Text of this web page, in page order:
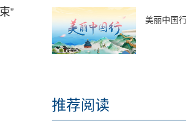
”
美丽中国
推荐阅读